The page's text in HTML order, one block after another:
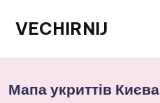
Перейти
вмісту
VECHIRNIJ
Мапа укриттів Києва